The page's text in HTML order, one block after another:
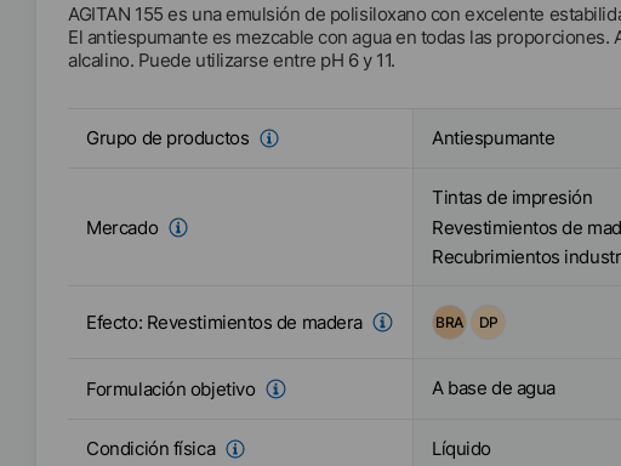
AGITAN 155 es una emulsión de polisiloxano con excelente
El antiespumante es mezcable con agua en todas las proporciones.
alcalino. Puede utilizarse entre pH 6 y 11.
Grupo de productos Antiespumante
Mercado
Tintas de impresión
Revestimientos de
Recubrimientos
Efecto: Revestimientos de madera BRA DP
Formulación objetivo A base de agua
Condición física Líquido